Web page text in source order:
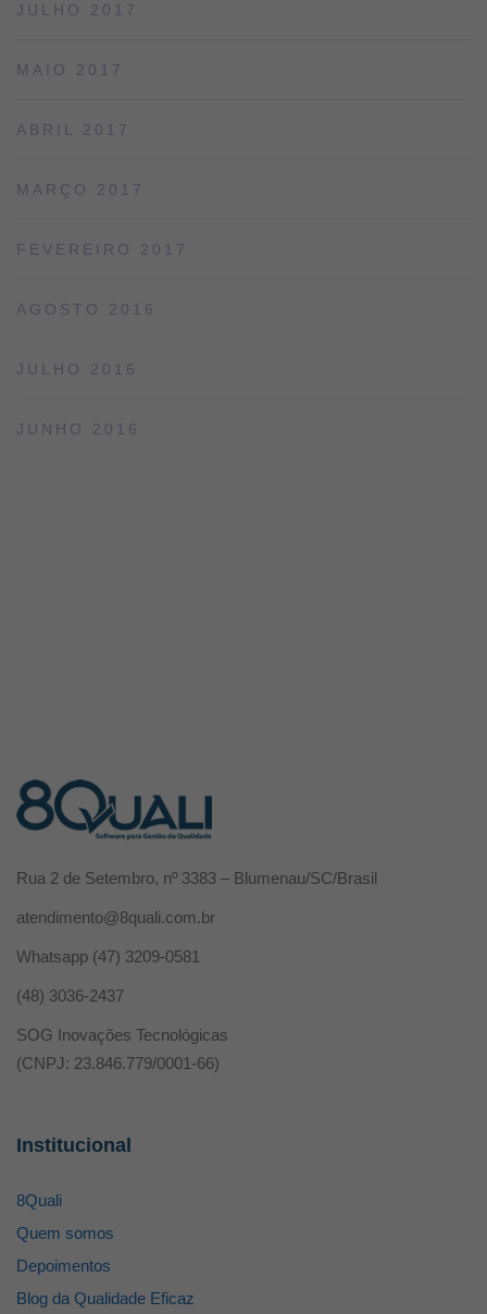
JULHO 2017
MAIO 2017
ABRIL 2017
MARÇO 2017
FEVEREIRO 2017
AGOSTO 2016
JULHO 2016
JUNHO 2016
Rua 2 de Setembro, nº 3383 – Blumenau/SC/Brasil
atendimento@8quali.com.br
Whatsapp (47) 3209-0581
(48) 3036-2437
SOG Inovações Tecnológicas
(CNPJ: 23.846.779/0001-66)
Institucional
8Quali
Quem somos
Depoimentos
Blog da Qualidade Eficaz